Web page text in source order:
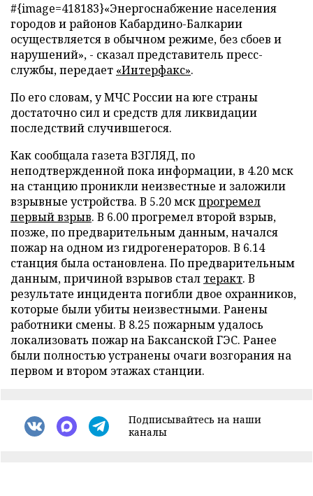
#{image=418183}«Энергоснабжение населения
городов и районов Кабардино-Балкарии
осуществляется в обычном режиме, без сбоев и
нарушений», - сказал представитель пресс-
службы, передает «Интерфакс».
По его словам, у МЧС России на юге страны
достаточно сил и средств для ликвидации
последствий случившегося.
Как сообщала газета ВЗГЛЯД, по
неподтвержденной пока информации, в 4.20 мск
на станцию проникли неизвестные и заложили
взрывные устройства. В 5.20 мскпрогремел
первый взрыв. В 6.00 прогремел второй взрыв,
позже, по предварительным данным, начался
пожар на одном из гидрогенераторов. В 6.14
станция была остановлена. По предварительным
данным, причиной взрывов стал теракт. В
результате инцидента погибли двое охранников,
которые были убиты неизвестными. Ранены
работники смены. В 8.25 пожарным удалось
локализовать пожар на Баксанской ГЭС. Ранее
были полностью устранены очаги возгорания на
первом и втором этажах станции.
Подписывайтесь на наши
каналы